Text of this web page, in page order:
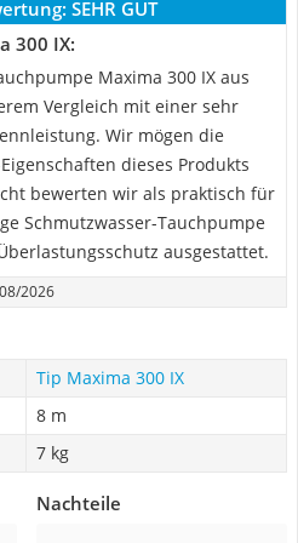
SEHR GUT
300 IX:
Maxima 300 IX aus
Vergleich mit einer sehr
Wir mögen die
dieses Produkts
bewerten wir als praktisch für
Schmutzwasser-Tauchpumpe
ausgestattet.
08/2026
Tip Maxima 300 IX
8 m
7 kg
Nachteile